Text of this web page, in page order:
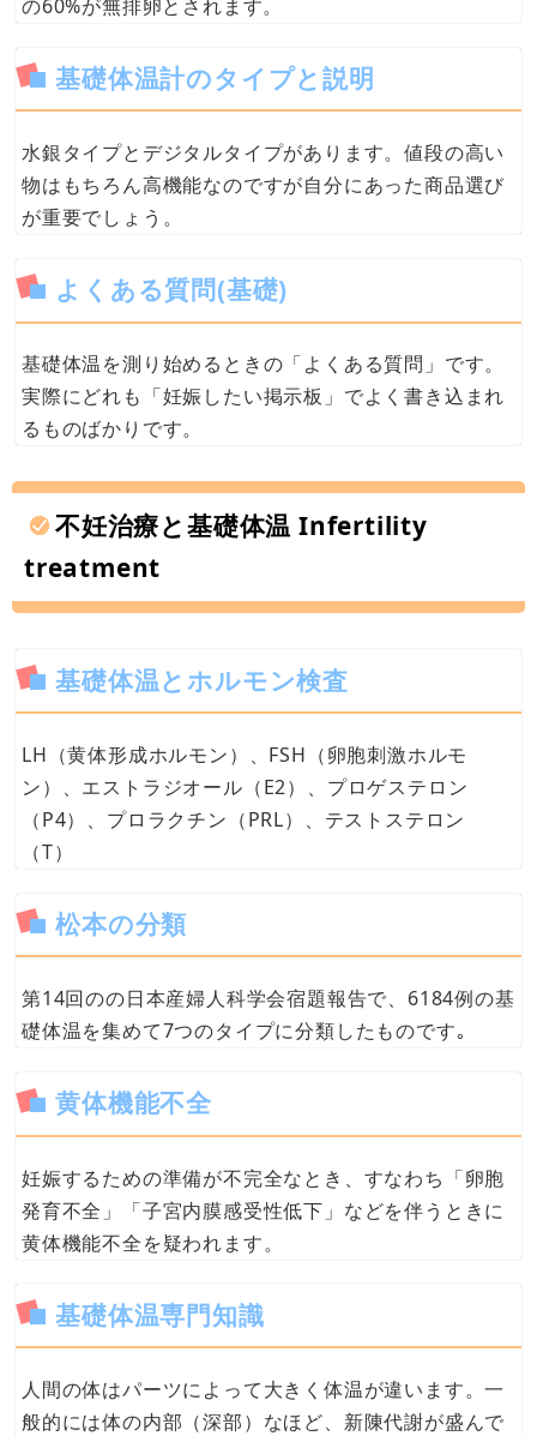
の60%が無排卵とされます。
基礎体温計のタイプと説明
水銀タイプとデジタルタイプがあります。値段の高い
物はもちろん高機能なのですが自分にあった商品選び
が重要でしょう。
よくある質問(基礎)
基礎体温を測り始めるときの「よくある質問」です。
実際にどれも「妊娠したい掲示板」でよく書き込まれ
るものばかりです。
不妊治療と基礎体温 Infertility
treatment
基礎体温とホルモン検査
LH（黄体形成ホルモン）、FSH（卵胞刺激ホルモ
ン）、エストラジオール（E2）、プロゲステロン
（P4）、プロラクチン（PRL）、テストステロン
（T）
松本の分類
第14回のの日本産婦人科学会宿題報告で、6184例の基
礎体温を集めて7つのタイプに分類したものです｡
黄体機能不全
妊娠するための準備が不完全なとき、すなわち「卵胞
発育不全」「子宮内膜感受性低下」などを伴うときに
黄体機能不全を疑われます。
基礎体温専門知識
人間の体はパーツによって大きく体温が違います。一
般的には体の内部（深部）なほど、新陳代謝が盛んで